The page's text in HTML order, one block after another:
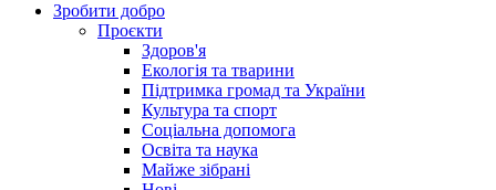
Зробити добро
Проєкти
Здоров'я
Екологія та тварини
Підтримка громад та України
Культура та спорт
Соціальна допомога
Освіта та наука
Майже зібрані